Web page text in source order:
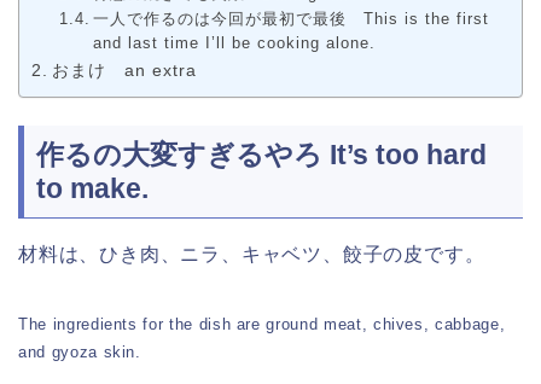
一人で作るのは今回が最初で最後 This is the first
and last time I’ll be cooking alone.
おまけ an extra
作るの大変すぎるやろ It’s too hard
to make.
材料は、ひき肉、ニラ、キャベツ、餃子の皮です。
The ingredients for the dish are ground meat, chives, cabbage,
and gyoza skin.